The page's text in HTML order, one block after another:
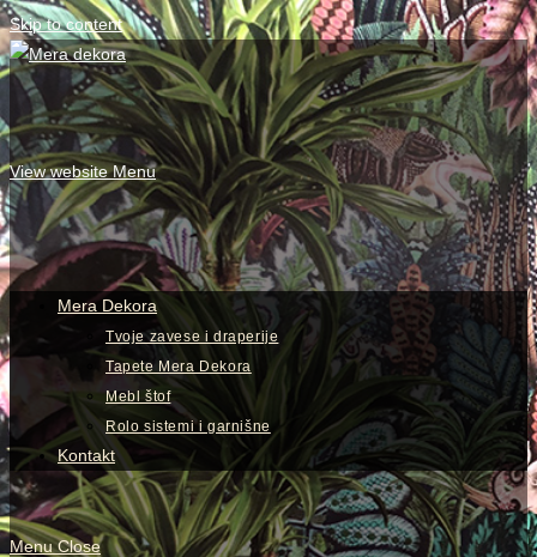
Skip to content
View website Menu
Mera Dekora
Tvoje zavese i draperije
Tapete Mera Dekora
Mebl štof
Rolo sistemi i garnišne
Kontakt
Menu Close